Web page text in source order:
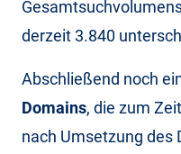
derzeit 3.840
Abschließend noch
Domains, die zum
nach Umsetzung des